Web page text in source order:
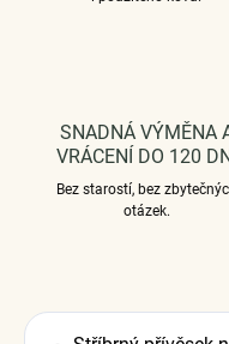
SNADNÁ VÝMĚNA
VRÁCENÍ DO 120 DNÍ
Bez starostí, bez
otázek.